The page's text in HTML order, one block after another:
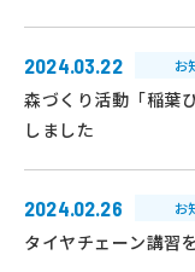
2024.03.22 お
森づくり活動「稲葉
しました
2024.02.26 お
タイヤチェーン講習